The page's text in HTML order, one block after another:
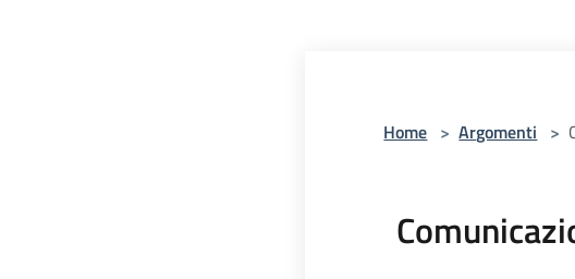
Home > Argomenti >